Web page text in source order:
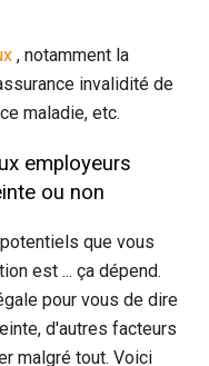
, notamment la
invalidité de
maladie, etc.
employeurs
ou non
que vous
est ... ça dépend.
pour vous de dire
d'autres facteurs
malgré tout. Voici